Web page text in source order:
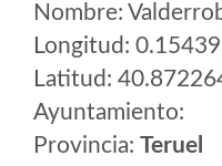
Nombre:
Longitud:
Latitud:
Ayuntamiento:
Provincia: Teruel